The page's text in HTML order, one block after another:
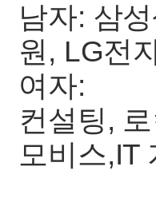
남자: 삼
원, LG전
여자:
컨설팅,
모비스,IT